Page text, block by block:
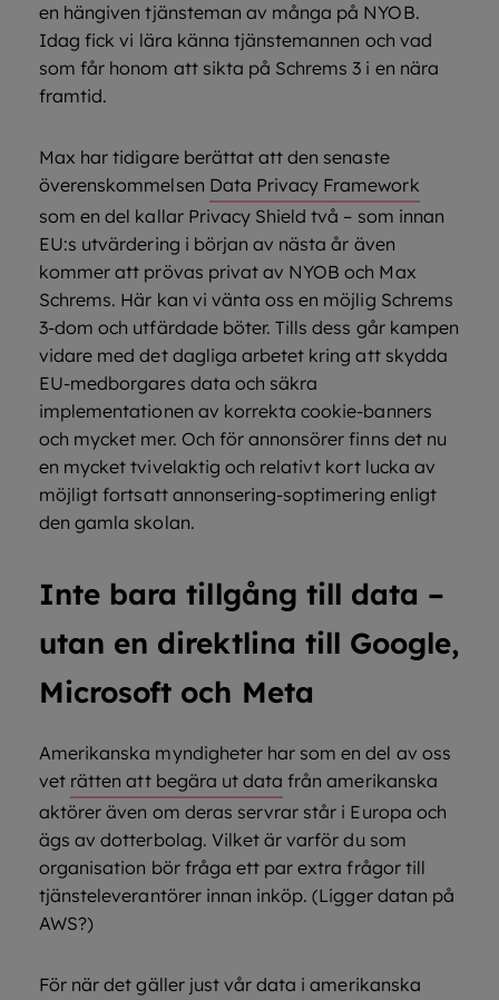
en hängiven tjänsteman av många på NYOB.
Idag fick vi lära känna tjänstemannen och vad
som får honom att sikta på Schrems 3 i en nära
framtid.
Max har tidigare berättat att den senaste
överenskommelsen Data Privacy Framework
som en del kallar Privacy Shield två – som innan
EU:s utvärdering i början av nästa år även
kommer att prövas privat av NYOB och Max
Schrems. Här kan vi vänta oss en möjlig Schrems
3-dom och utfärdade böter. Tills dess går kampen
vidare med det dagliga arbetet kring att skydda
EU-medborgares data och säkra
implementationen av korrekta cookie-banners
och mycket mer. Och för annonsörer finns det nu
en mycket tvivelaktig och relativt kort lucka av
möjligt fortsatt annonsering-soptimering enligt
den gamla skolan.
Inte bara tillgång till data –
utan en direktlina till Google,
Microsoft och Meta
Amerikanska myndigheter har som en del av oss
vet rätten att begära ut data från amerikanska
aktörer även om deras servrar står i Europa och
ägs av dotterbolag. Vilket är varför du som
organisation bör fråga ett par extra frågor till
tjänsteleverantörer innan inköp. (Ligger datan på
AWS?)
För när det gäller just vår data i amerikanska